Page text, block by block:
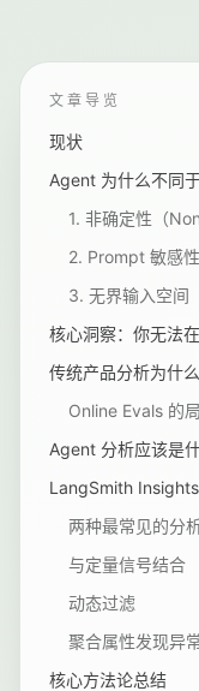
文章导览
现状
Agent 为什么不同
1. 非确定性（
2. Prompt 敏感
3. 无界输入空间
核心洞察：你无法
传统产品分析为什
Online Evals 的
Agent 分析应该是
LangSmith
两种最常见的分
与定量信号结合
动态过滤
聚合属性发现异
核心方法论总结